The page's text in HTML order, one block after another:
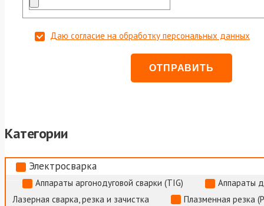
Даю согласие на обработку персональных данных
Категории
Электросварка
Аппараты аргонодуговой сварки (TIG)
Аппараты
Лазерная сварка, резка и зачистка
Плазменная резка